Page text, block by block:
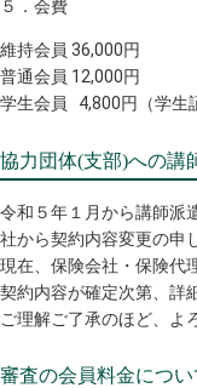
５．会費
維持会員 36,000円
普通会員 12,000円
学生会員 4,800円（学生
協力団体(支部)への講
令和５年１月から講師派
社から契約内容変更の申
現在、保険会社・保険代
契約内容が確定次第、詳
ご理解ご了承のほど、よ
審査の会員料金につい